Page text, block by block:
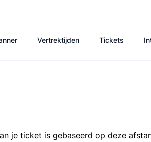
Vertrektijden Tickets
je ticket is gebaseerd op deze